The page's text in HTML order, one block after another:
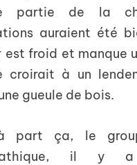
partie de la
auraient été
est froid et manque
croirait à un
gueule de bois.
part ça, le
il y a